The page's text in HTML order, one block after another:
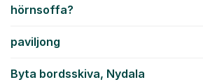
hörnsoffa?
paviljong
Byta bordsskiva, Nydala